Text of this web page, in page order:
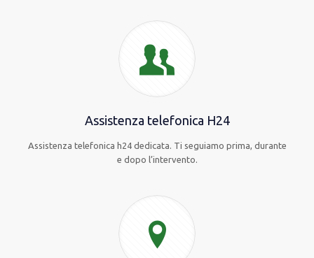
Assistenza telefonica H24
Assistenza telefonica h24 dedicata. Ti seguiamo prima, durante
e dopo l’intervento.